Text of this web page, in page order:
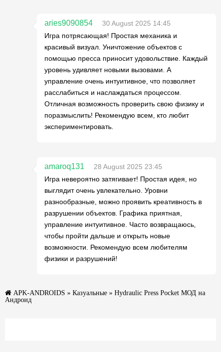
aries9090854
30 August 2025 14:45
Игра потрясающая! Простая механика и
красивый визуал. Уничтожение объектов с
помощью пресса приносит удовольствие. Каждый
уровень удивляет новыми вызовами. А
управление очень интуитивное, что позволяет
расслабиться и наслаждаться процессом.
Отличная возможность проверить свою физику и
поразмыслить! Рекомендую всем, кто любит
экспериментировать.
amaroq131
28 August 2025 23:45
Игра невероятно затягивает! Простая идея, но
выглядит очень увлекательно. Уровни
разнообразные, можно проявить креативность в
разрушении объектов. Графика приятная,
управление интуитивное. Часто возвращаюсь,
чтобы пройти дальше и открыть новые
возможности. Рекомендую всем любителям
физики и разрушений!
APK-ANDROIDS » Казуальные » Hydraulic Press Pocket МОД на
Андроид